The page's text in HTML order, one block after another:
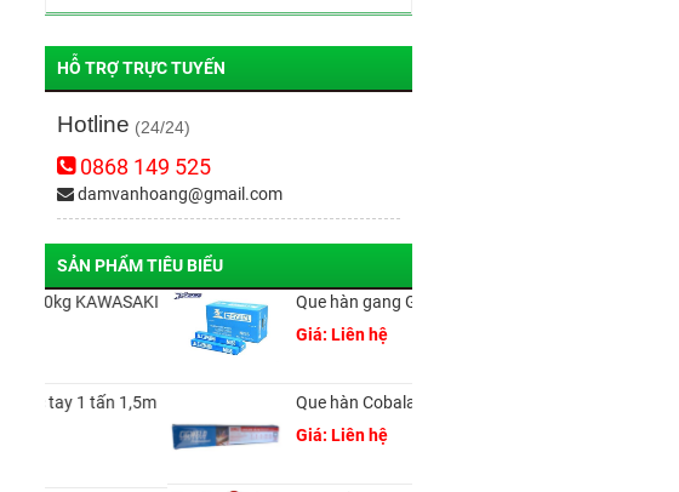
HỖ TRỢ TRỰC TUYẾN
Hotline (24/24)
0868 149 525
damvanhoang@gmail.com
SẢN PHẨM TIÊU BIỂU
Que hàn gang Gemini Ni55
Giá: Liên hệ
Que hàn Cobalarc CR70
Giá: Liên hệ